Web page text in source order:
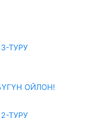
ТУРУ
ОЙЛОН!
ТУРУ